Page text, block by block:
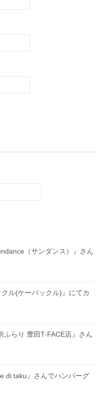
（サンダンス）』さん
ル(ケーパックル)』にてカ
ふらり 豊田T-FACE店』さん
di taku』さんでハンバーグ